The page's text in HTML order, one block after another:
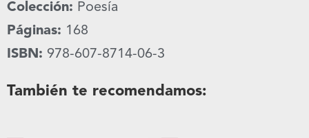
Colección: Poesía
Páginas: 168
ISBN: 978-607-8714-06-3
También te recomendamos: